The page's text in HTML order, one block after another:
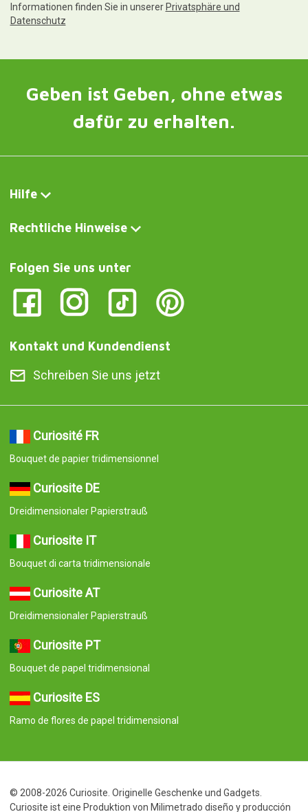
Informationen finden Sie in unserer Privatsphäre und
Datenschutz
Geben ist Geben, ohne etwas
dafür zu erhalten.
Hilfe
Rechtliche Hinweise
Folgen Sie uns unter
Kontakt und Kundendienst
Schreiben Sie uns jetzt
Curiosité FR
Bouquet de papier tridimensionnel
Curiosite DE
Dreidimensionaler Papierstrauß
Curiosite IT
Bouquet di carta tridimensionale
Curiosite AT
Dreidimensionaler Papierstrauß
Curiosite PT
Bouquet de papel tridimensional
Curiosite ES
Ramo de flores de papel tridimensional
© 2008-2026 Curiosite. Originelle Geschenke und Gadgets.
Curiosite ist eine Produktion von Milimetrado diseño y producción